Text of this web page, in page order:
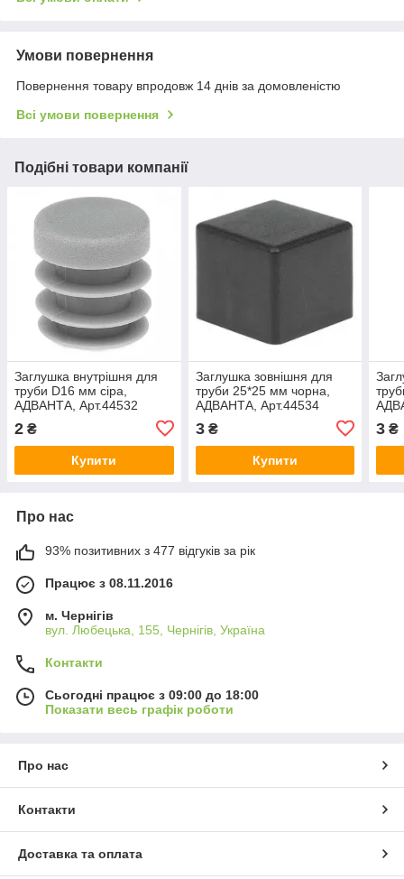
Умови повернення
Повернення товару впродовж 14 днів за домовленістю
Всі умови повернення
Подібні товари компанії
Заглушка внутрішня для
труби D16 мм сіра,
АДВАНТА, Арт.44532
2 ₴
Купити
Заглушка зовнішня для
труби 25*25 мм чорна,
АДВАНТА, Арт.44534
3₴
Купити
3 ₴
Про нас
93% позитивних з 477 відгуків за рік
Працює з 08.11.2016
м. Чернігів
вул. Любецька, 155, Чернігів, Україна
Контакти
Сьогодні працює з 09:00 до 18:00
Показати весь графік роботи
Про нас
Контакти
Доставка та оплата